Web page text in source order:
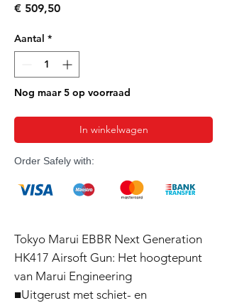
€ 509,50Prijs
Aantal *
Nog maar 5 op voorraad
In winkelwagen
Order Safely with:
Tokyo Marui EBBR Next Generation
HK417 Airsoft Gun: Het hoogtepunt
van Marui Engineering
■Uitgerust met schiet- en